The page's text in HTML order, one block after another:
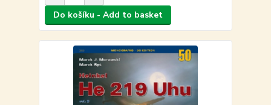
Do košíku - Add to basket